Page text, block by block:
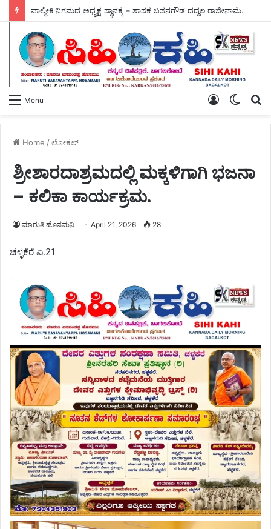
ಗ್ರಾಮದಲ್ಲಿ ಅಕ್ರಮ ಮದ್ಯ ಮಾರಾಟ ಕುರಿತು ಅಬಕಾರಿ ಇಲಾಖೆಯ ಅಧಿಕಾರಿಗಳ ಪರಿಶೀಲನೆ – ತಪ್ಪಿತಸ್ಥರ ವಿರುದ್ಧ ಕಠಿಣ ಕ್ರಮಕ್ಕೆ ಆಗ್ರಹ.
Menu
Switch
Log
Home /ಲೋಕಲ್
ಶ್ರೀಶಾರದಾಶ್ರಮದಲ್ಲಿ ಮಕ್ಕಳಿಗಾಗಿ ಭಜನಾ
– ಕಲಿಕಾ ಕಾರ್ಯಕ್ರಮ.
ಮಾರುತಿ ಹೊಸಮನಿ April 21, 2026 28
ಚಳ್ಳಕೆರೆ ಏ.21